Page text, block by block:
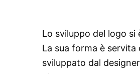
Lo sviluppo del logo
La sua forma è
sviluppato dal